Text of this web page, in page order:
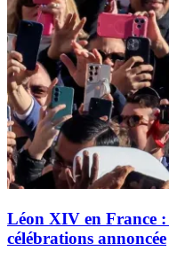
Léon XIV en France
célébrations annoncée